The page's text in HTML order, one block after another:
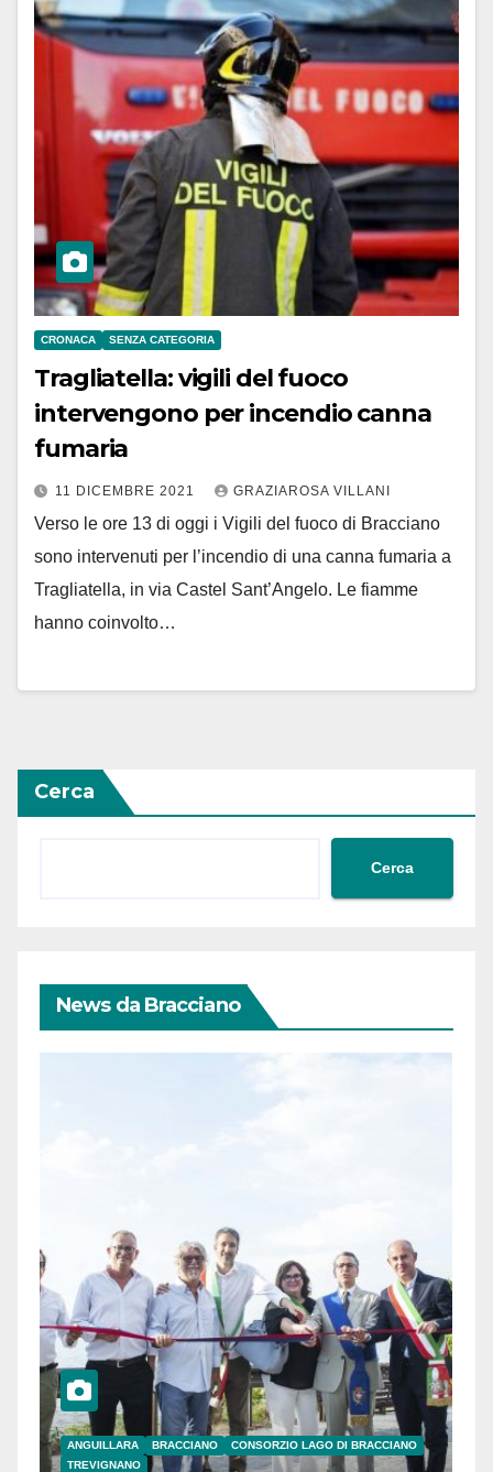
CRONACA SENZA CATEGORIA
Tragliatella: vigili del fuoco
intervengono per incendio canna
fumaria
11 DICEMBRE 2021 GRAZIAROSA VILLANI
Verso le ore 13 di oggi i Vigili del fuoco di Bracciano
sono intervenuti per l’incendio di una canna fumaria a
Tragliatella, in via Castel Sant’Angelo. Le fiamme
hanno coinvolto…
Cerca
Cerca
News da Bracciano
ANGUILLARA BRACCIANO
CONSORZIO LAGO DI BRACCIANO
TREVIGNANO